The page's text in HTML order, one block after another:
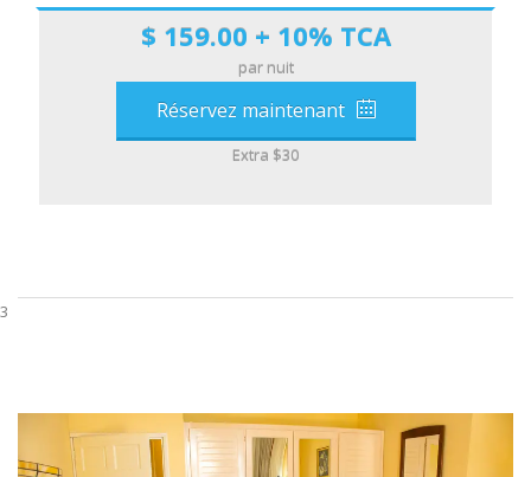
$ 159.00 + 10% TCA
par nuit
Réservez maintenant
Extra $30
3